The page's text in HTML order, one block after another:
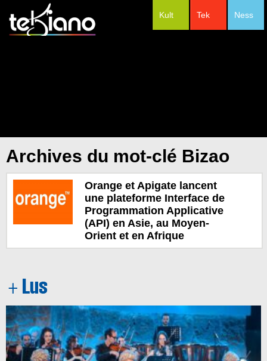
Ness
Tek
Kult
Archives du mot-clé Bizao
Orange et Apigate lancent
une plateforme Interface de
Programmation Applicative
(API) en Asie, au Moyen-
Orient et en Afrique